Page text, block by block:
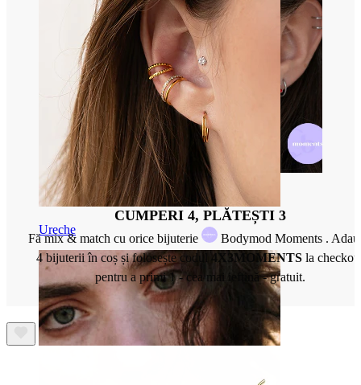
Ureche
CUMPERI 4, PLĂTEȘTI 3
Fă mix & match cu orice bijuterie
Bodymod Moments .
4 bijuterii în coș și folosește codul
4X3MOMENTS la
pentru a primi 1 - cea mai ieftină - gratuit.